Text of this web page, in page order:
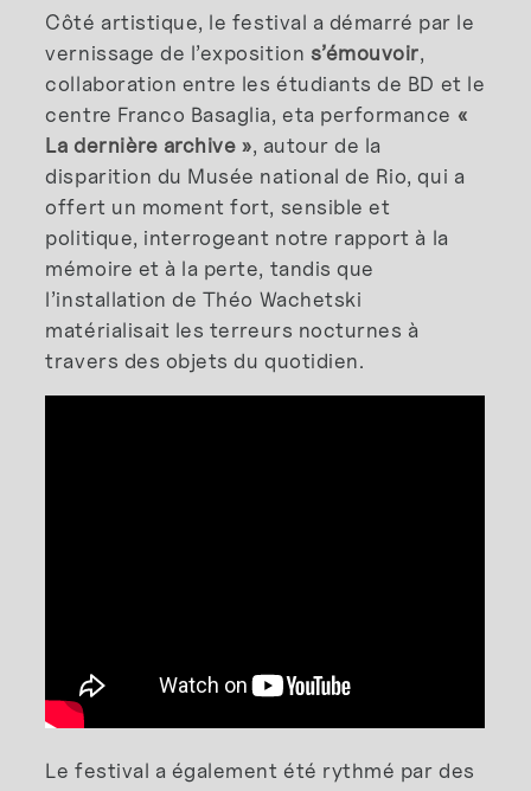
Côté artistique, le festival a démarré par le
vernissage de l’exposition s’émouvoir,
collaboration entre les étudiants de BD et le
centre Franco Basaglia, eta performance «
La dernière archive », autour de la
disparition du Musée national de Rio, qui a
offert un moment fort, sensible et
politique, interrogeant notre rapport à la
mémoire et à la perte, tandis que
l’installation de Théo Wachetski
matérialisait les terreurs nocturnes à
travers des objets du quotidien.
Le festival a également été rythmé par des